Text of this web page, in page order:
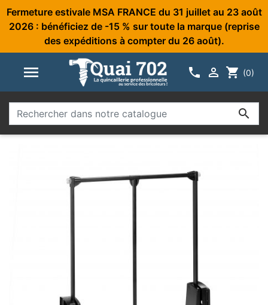
Fermeture estivale MSA FRANCE du 31 juillet au 23 août
2026 : bénéficiez de -15 % sur toute la marque (reprise
des expéditions à compter du 26 août).
   shopping_cart (0)
